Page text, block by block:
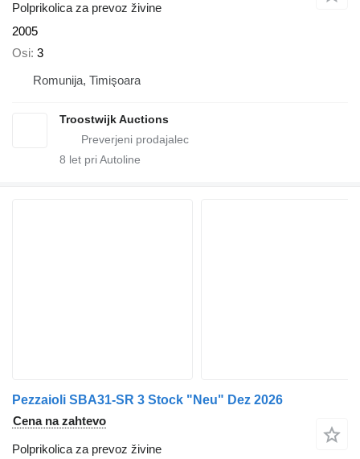
Polprikolica za prevoz živine
2005
Osi 3
Romunija, Timişoara
Troostwijk Auctions
8 let pri Autoline
Pezzaioli SBA31-SR 3 Stock "Neu" Dez 2026
Cena na zahtevo
Polprikolica za prevoz živine